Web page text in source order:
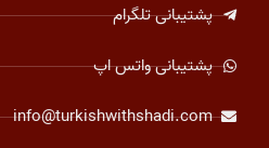
پشتیبانی تلگرام
پشتیبانی واتس اپ
info@turkishwithshadi.com